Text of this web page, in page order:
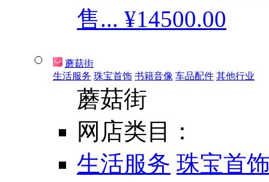
售... ¥14500.00
蘑菇街
生活服务 珠宝首饰 书籍音像 车品配件 其他行业
蘑菇街
网店类目：
生活服务 珠宝首